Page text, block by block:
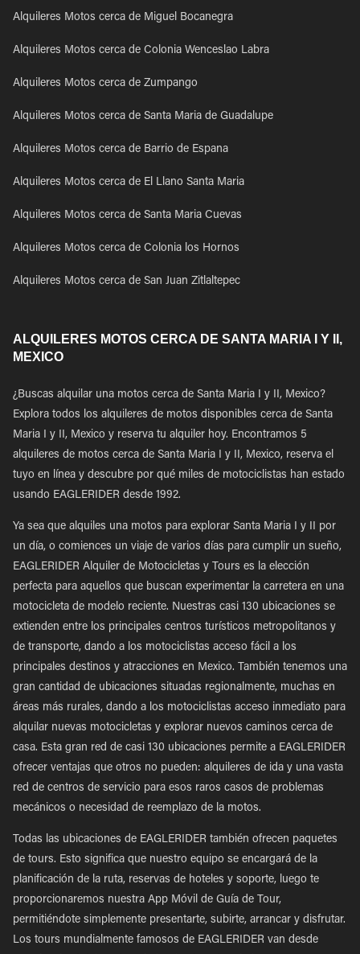
Alquileres Motos cerca de Miguel Bocanegra
Alquileres Motos cerca de Colonia Wenceslao Labra
Alquileres Motos cerca de Zumpango
Alquileres Motos cerca de Santa Maria de Guadalupe
Alquileres Motos cerca de Barrio de Espana
Alquileres Motos cerca de El Llano Santa Maria
Alquileres Motos cerca de Santa Maria Cuevas
Alquileres Motos cerca de Colonia los Hornos
Alquileres Motos cerca de San Juan Zitlaltepec
ALQUILERES MOTOS CERCA DE SANTA MARIA I Y II,
MEXICO
¿Buscas alquilar una motos cerca de Santa Maria I y II, Mexico?
Explora todos los alquileres de motos disponibles cerca de Santa
Maria I y II, Mexico y reserva tu alquiler hoy. Encontramos 5
alquileres de motos cerca de Santa Maria I y II, Mexico, reserva el
tuyo en línea y descubre por qué miles de motociclistas han estado
usando EAGLERIDER desde 1992.
Ya sea que alquiles una motos para explorar Santa Maria I y II por
un día, o comiences un viaje de varios días para cumplir un sueño,
EAGLERIDER Alquiler de Motocicletas y Tours es la elección
perfecta para aquellos que buscan experimentar la carretera en una
motocicleta de modelo reciente. Nuestras casi 130 ubicaciones se
extienden entre los principales centros turísticos metropolitanos y
de transporte, dando a los motociclistas acceso fácil a los
principales destinos y atracciones en Mexico. También tenemos una
gran cantidad de ubicaciones situadas regionalmente, muchas en
áreas más rurales, dando a los motociclistas acceso inmediato para
alquilar nuevas motocicletas y explorar nuevos caminos cerca de
casa. Esta gran red de casi 130 ubicaciones permite a EAGLERIDER
ofrecer ventajas que otros no pueden: alquileres de ida y una vasta
red de centros de servicio para esos raros casos de problemas
mecánicos o necesidad de reemplazo de la motos.
Todas las ubicaciones de EAGLERIDER también ofrecen paquetes
de tours. Esto significa que nuestro equipo se encargará de la
planificación de la ruta, reservas de hoteles y soporte, luego te
proporcionaremos nuestra App Móvil de Guía de Tour,
permitiéndote simplemente presentarte, subirte, arrancar y disfrutar.
Los tours mundialmente famosos de EAGLERIDER van desde